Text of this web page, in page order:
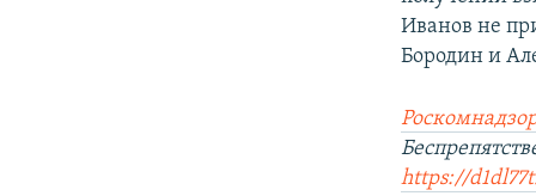
Иванов не
Бородин и
https://